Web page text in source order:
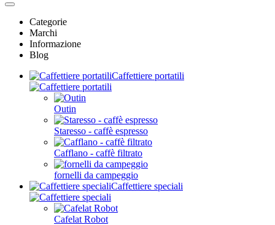
Categorie
Marchi
Informazione
Blog
Caffettiere portatili
Outin
Staresso - caffè espresso
Cafflano - caffè filtrato
fornelli da campeggio
Caffettiere speciali
Cafelat Robot